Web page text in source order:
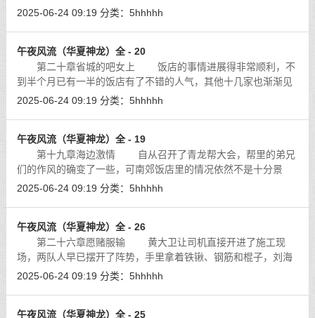
变的地方。这里有着城市中最为嚣张的思想和在这种思想支配下
2025-06-24 09:19 分类： 5hhhhh
午夜风流（华夏神龙）全 - 20
第二十章省城的吧女上 饭店的事情进展得非常顺利，不
到半个月已有一半的饭店有了不错的人气，其他十几家也渐渐见
了起色。大卫筹划着，照这样下去，很快整个城南就会又是一片
2025-06-24 09:19 分类： 5hhhhh
午夜风流（华夏神龙）全 - 19
第十九章海边激情 自从召开了青龙帮大会，帮里的弟兄
们的作风的确变了一些，可南郊饭店里的情况依然不是十分景
气，这与原先青龙帮有相当的关联，再加上一些店主心里着急，
2025-06-24 09:19 分类： 5hhhhh
午夜风流（华夏神龙）全 - 26
第二十六章愿赌服输 黄大卫让司机直接开进了施工现
场，两队人早已摆开了阵势，手里拿着铁锹、钢筋和棍子，刘海
洋与对方的头领都站在前面，准备干架。与刘海洋的施工楼盘遥
2025-06-24 09:19 分类： 5hhhhh
午夜风流（华夏神龙）全 - 25